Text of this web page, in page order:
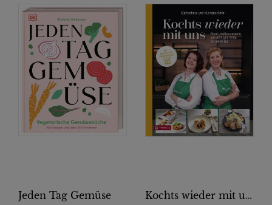
Jeden Tag Gemüse Kochts wieder mit uns